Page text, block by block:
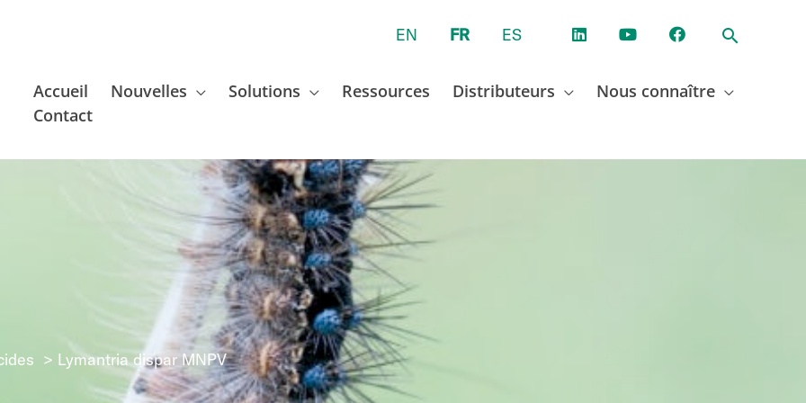
EN FR ES
Accueil Nouvelles Solutions Ressources Distributeurs
Nous connaître
Contact
Lymantria dispar MNPV